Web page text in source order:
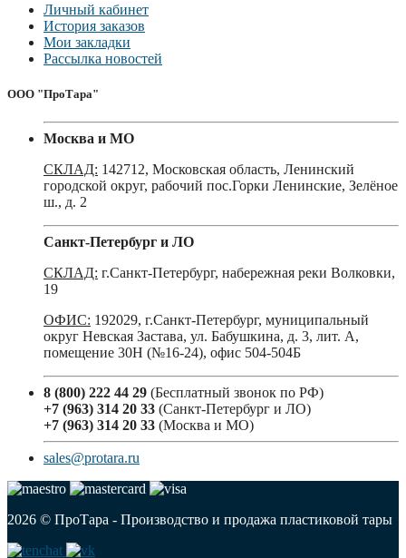
Личный кабинет
История заказов
Мои закладки
Рассылка новостей
ООО "ПроТара"
Москва и МО
СКЛАД: 142712, Московская область, Ленинский
городской округ, рабочий пос.Горки Ленинские, Зелёное
ш., д. 2
Санкт-Петербург и ЛО
СКЛАД: г.Санкт-Петербург, набережная реки Волковки,
19
ОФИС: 192029, г.Санкт-Петербург, муниципальный
округ Невская Застава, ул. Бабушкина, д. 3, лит. А,
помещение 30Н (№16-24), офис 504-504Б
8 (800) 222 44 29 (Бесплатный звонок по РФ)
+7 (963) 314 20 33 (Санкт-Петербург и ЛО)
+7 (963) 314 20 33 (Москва и МО)
sales@protara.ru
2026 © ПроТара - Производство и продажа пластиковой тары